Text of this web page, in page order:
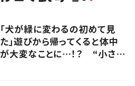
「犬が緑に変わるの初めて見
た」遊びから帰ってくると体中
が大変なことに…！？ “小さい